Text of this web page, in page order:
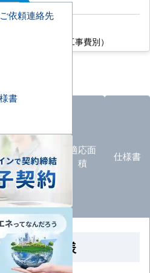
（税込・工事費別）
グ
適応面
積
仕様書
の商品仕様
依頼連絡先
書